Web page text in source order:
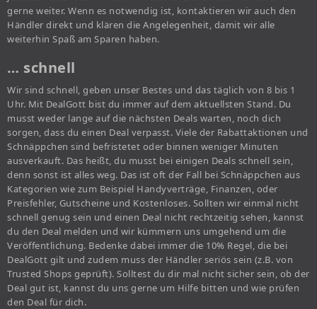
gerne weiter. Wenn es notwendig ist, kontaktieren wir auch den
Händler direkt und klären die Angelegenheit, damit wir alle
weiterhin Spaß am Sparen haben.
… schnell
Wir sind schnell, geben unser Bestes und das täglich von 8 bis 1
Uhr. Mit DealGott bist du immer auf dem aktuellsten Stand. Du
musst weder lange auf die nächsten Deals warten, noch dich
sorgen, dass du einen Deal verpasst. Viele der Rabattaktionen und
Schnäppchen sind befristetet oder binnen weniger Minuten
ausverkauft. Das heißt, du musst bei einigen Deals schnell sein,
denn sonst ist alles weg. Das ist oft der Fall bei Schnäppchen aus
Kategorien wie zum Beispiel Handyverträge, Finanzen, oder
Preisfehler, Gutscheine und Kostenloses. Sollten wir einmal nicht
schnell genug sein und einen Deal nicht rechtzeitig sehen, kannst
du den Deal melden und wir kümmern uns umgehend um die
Veröffentlichung. Bedenke dabei immer die 10% Regel, die bei
DealGott gilt und zudem muss der Händler seriös sein (z.B. von
Trusted Shops geprüft). Solltest du dir mal nicht sicher sein, ob der
Deal gut ist, kannst du uns gerne um Hilfe bitten und wie prüfen
den Deal für dich.